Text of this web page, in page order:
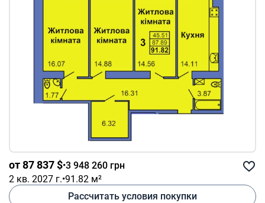
от 87 837 $•3 948 260 грн
2 кв. 2027 г.•91.82 м²
Рассчитать условия покупки